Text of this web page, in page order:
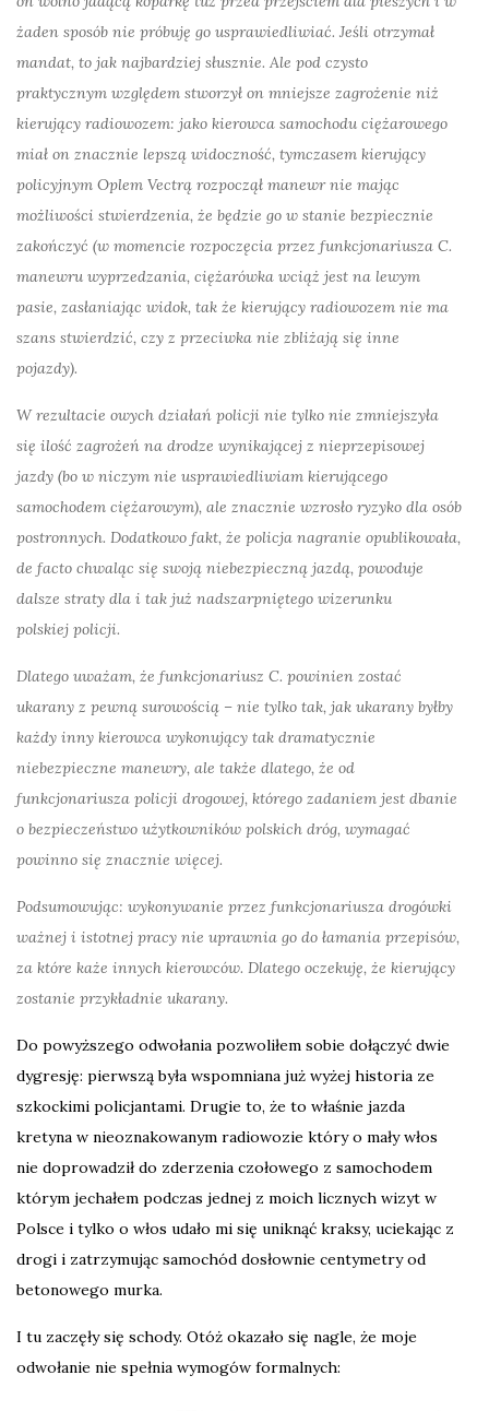
żaden sposób nie próbuję go usprawiedliwiać. Jeśli otrzymał
mandat, to jak najbardziej słusznie. Ale pod czysto
praktycznym względem stworzył on mniejsze zagrożenie niż
kierujący radiowozem: jako kierowca samochodu ciężarowego
miał on znacznie lepszą widoczność, tymczasem kierujący
policyjnym Oplem Vectrą rozpoczął manewr nie mając
możliwości stwierdzenia, że będzie go w stanie bezpiecznie
zakończyć (w momencie rozpoczęcia przez funkcjonariusza C.
manewru wyprzedzania, ciężarówka wciąż jest na lewym
pasie, zasłaniając widok, tak że kierujący radiowozem nie ma
szans stwierdzić, czy z przeciwka nie zbliżają się inne
pojazdy).
W rezultacie owych działań policji nie tylko nie zmniejszyła
się ilość zagrożeń na drodze wynikającej z nieprzepisowej
jazdy (bo w niczym nie usprawiedliwiam kierującego
samochodem ciężarowym), ale znacznie wzrosło ryzyko dla osób
postronnych. Dodatkowo fakt, że policja nagranie opublikowała,
de facto chwaląc się swoją niebezpieczną jazdą, powoduje
dalsze straty dla i tak już nadszarpniętego wizerunku
polskiej policji.
Dlatego uważam, że funkcjonariusz C. powinien zostać
ukarany z pewną surowością – nie tylko tak, jak ukarany byłby
każdy inny kierowca wykonujący tak dramatycznie
niebezpieczne manewry, ale także dlatego, że od
funkcjonariusza policji drogowej, którego zadaniem jest dbanie
o bezpieczeństwo użytkowników polskich dróg, wymagać
powinno się znacznie więcej.
Podsumowując: wykonywanie przez funkcjonariusza drogówki
ważnej i istotnej pracy nie uprawnia go do łamania przepisów,
za które każe innych kierowców. Dlatego oczekuję, że kierujący
zostanie przykładnie ukarany.
Do powyższego odwołania pozwoliłem sobie dołączyć dwie
dygresję: pierwszą była wspomniana już wyżej historia ze
szkockimi policjantami. Drugie to, że to właśnie jazda
kretyna w nieoznakowanym radiowozie który o mały włos
nie doprowadził do zderzenia czołowego z samochodem
którym jechałem podczas jednej z moich licznych wizyt w
Polsce i tylko o włos udało mi się uniknąć kraksy, uciekając z
drogi i zatrzymując samochód dosłownie centymetry od
betonowego murka.
I tu zaczęły się schody. Otóż okazało się nagle, że moje
odwołanie nie spełnia wymogów formalnych: